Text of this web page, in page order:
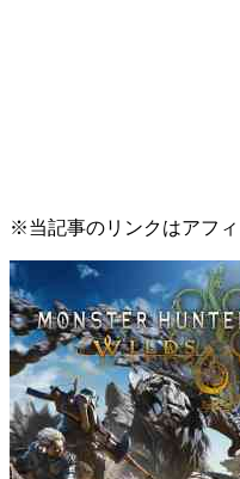
※当記事のリンクはアフィ